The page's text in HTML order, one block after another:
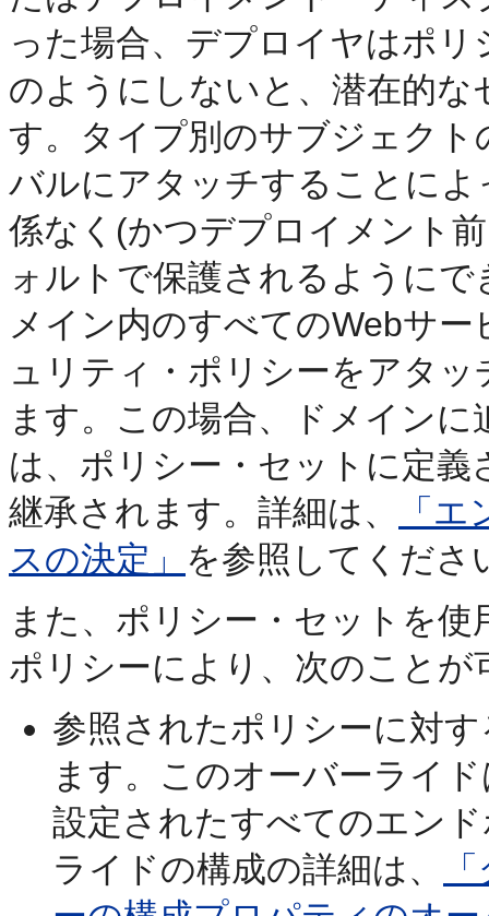
った場合、デプロイヤはポ
のようにしないと、潜在的
す。タイプ別のサブジェク
バルにアタッチすることに
係なく(かつデプロイメント
ォルトで保護されるように
メイン内のすべてのWebサ
ュリティ・ポリシーをアタ
ます。この場合、ドメイン
は、ポリシー・セットに定
継承されます。詳細は、
「
スの決定」 を参照してくださ
また、ポリシー・セットを
ポリシーにより、次のことが
参照されたポリシーに対
ます。このオーバーライ
設定されたすべてのエン
ライドの構成の詳細は、